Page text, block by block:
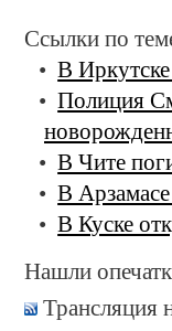
Ссылки по
В
Полиция
В Чите
В
В Куске
Нашли
Трансляция